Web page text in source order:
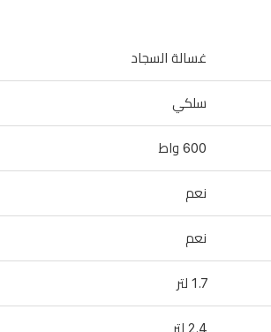
غسالة السجاد
سلكي
600 واط
نعم
نعم
1.7 لتر
2.4 لتر